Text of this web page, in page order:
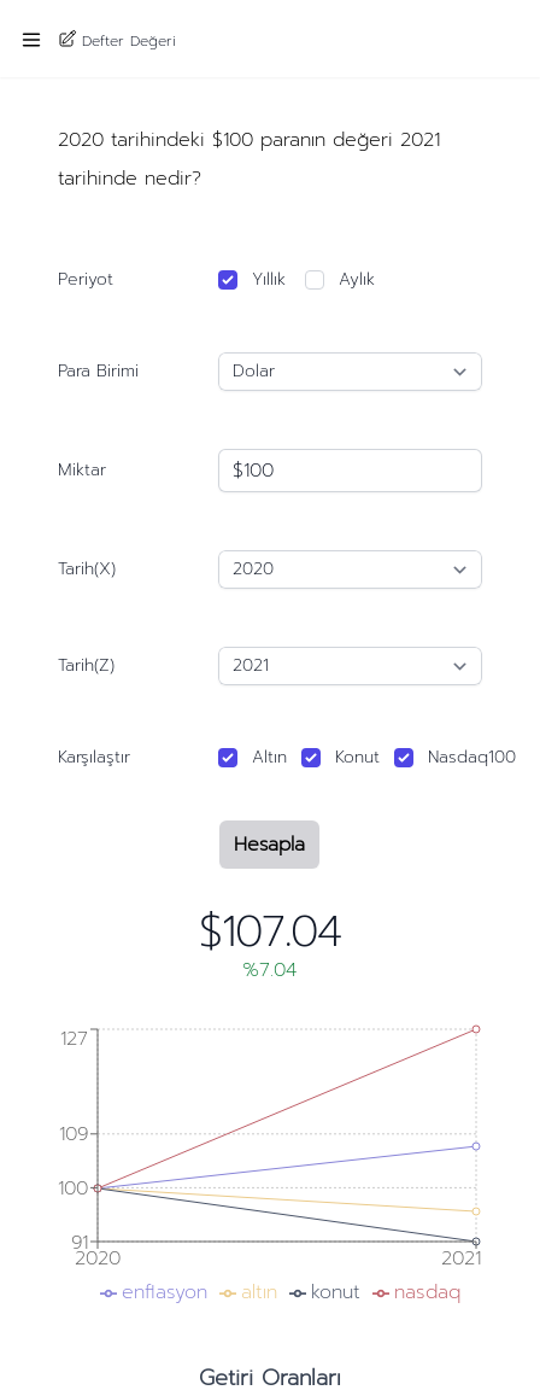
Defter Değeri
2020 tarihindeki $100 paranın değeri 2021
tarihinde nedir?
Periyot Yıllık Aylık
Para Birimi
Miktar
Tarih(X)
Tarih(Z)
Karşılaştır Altın Konut Nasdaq100
Hesapla
$107.04
%7.04
2020 2021
91
100
109
127
enflasyon altın konut nasdaq
Getiri Oranları